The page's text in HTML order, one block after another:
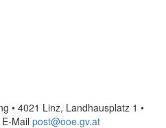
• 4021 Linz, Landhausplatz 1 •
E-Mail post@ooe.gv.at